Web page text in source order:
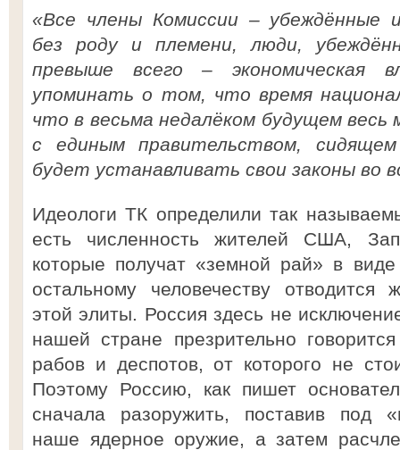
«Все члены Комиссии – убеждённые
без роду и племени, люди,
превыше всего –
упоминать о том, что время
что в весьма недалёком будущем весь
с единым правительством,
будет устанавливать свои законы во
Идеологи ТК определили так
есть численность жителей США,
которые получат «земной рай» в
остальному человечеству отводится
этой элиты. Россия здесь не
нашей стране презрительно
рабов и деспотов, от которого не
Поэтому Россию, как пишет
сначала разоружить, поставив под
наше ядерное оружие, а затем